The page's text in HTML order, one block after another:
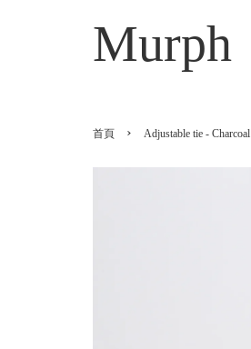
Murph
首頁 › Adjustable tie - Charcoal